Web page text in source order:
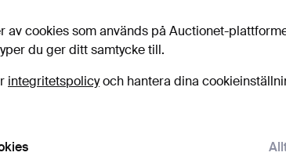
9
av cookies som används på Auctionet-
du ger ditt samtycke till.
integritetspolicyoch hantera dina